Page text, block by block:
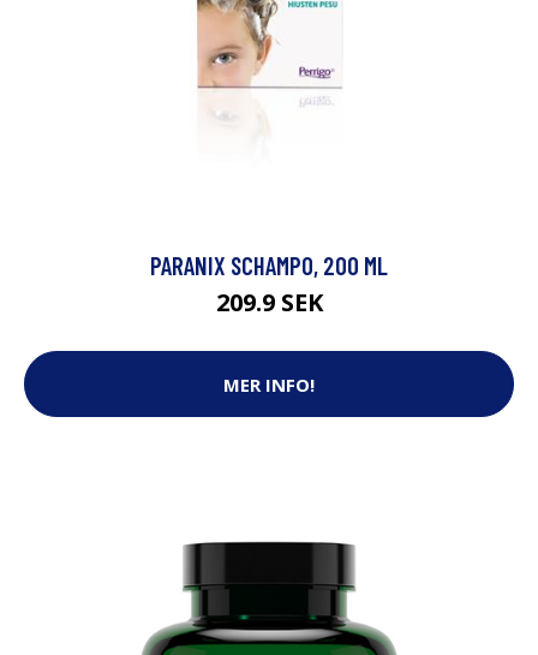
PARANIX SCHAMPO, 200 ML
209.9 SEK
MER INFO!